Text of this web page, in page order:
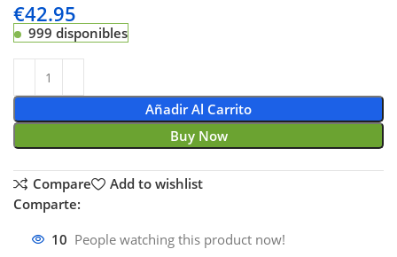
€42.95
999 disponibles
Añadir Al Carrito
Buy Now
Compare
Add to wishlist
Comparte:
10 People watching this product now!